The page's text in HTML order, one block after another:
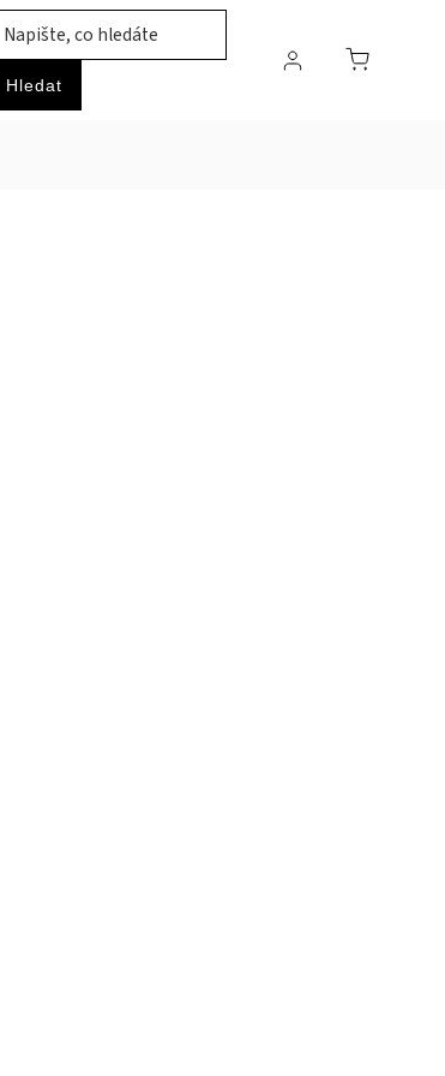
Hledat
ZVÍŘATA PRŮMYSLOVÉ ZBOŽÍ HOBBY